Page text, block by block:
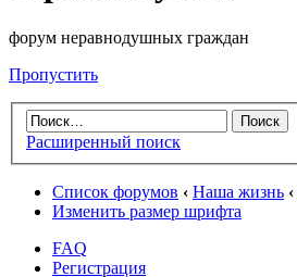
форум неравнодушных граждан
Пропустить
Расширенный поиск
Список форумов ‹ Наша жизнь ‹
Изменить размер шрифта
FAQ
Регистрация